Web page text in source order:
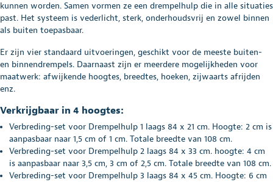
kunnen worden. Samen vormen ze een drempelhulp die in alle situaties
past. Het systeem is vederlicht, sterk, onderhoudsvrij en zowel binnen
als buiten toepasbaar.
Er zijn vier standaard uitvoeringen, geschikt voor de meeste buiten-
en binnendrempels. Daarnaast zijn er meerdere mogelijkheden voor
maatwerk: afwijkende hoogtes, breedtes, hoeken, zijwaarts afrijden
enz.
Verkrijgbaar in 4 hoogtes:
Verbreding-set voor Drempelhulp 1 laags 84 x 21 cm. Hoogte: 2 cm is
aanpasbaar naar 1,5 cm of 1 cm. Totale breedte van 108 cm.
Verbreding-set voor Drempelhulp 2 laags 84 x 33 cm. hoogte: 4 cm
is aanpasbaar naar 3,5 cm, 3 cm of 2,5 cm. Totale breedte van 108 cm.
Verbreding-set voor Drempelhulp 3 laags 84 x 45 cm. Hoogte: 6 cm